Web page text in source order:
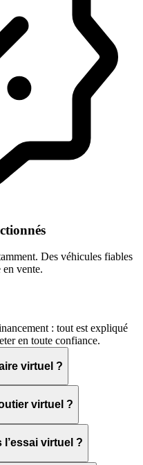
Des véhicules fiables
en vente.
: tout est expliqué
en toute confiance.
virtuel ?
virtuel ?
l’essai virtuel ?